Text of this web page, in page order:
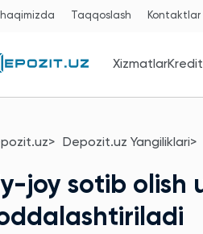
haqimizda Taqqoslash Kontaktlar
Xizmatlar
Depozit.uz Yangiliklari
joy sotib olish